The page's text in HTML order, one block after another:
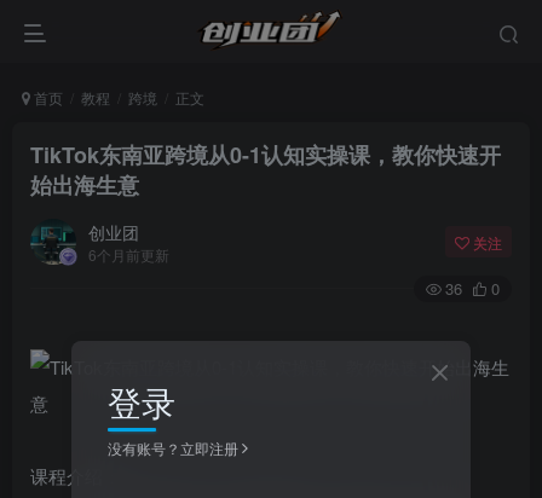
首页 教程 跨境 正文
TikTok东南亚跨境从0-1认知实操课，教你快速开
始出海生意
创业团
6个月前更新
关注
36 0
课程介绍：
登录
没有账号？立即注册